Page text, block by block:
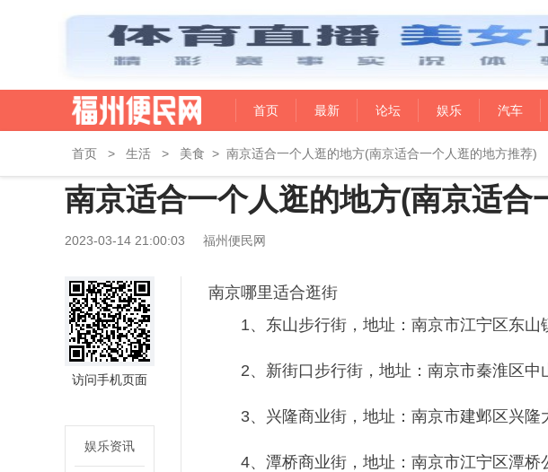
首页 最新 论坛 娱乐 汽车
首页 > 生活 > 美食 > 南京适合一个人逛的地方(南京适合一个人逛的地方推荐)
南京适合一个人逛的地方(南京适合
2023-03-14 21:00:03 福州便民网
访问手机页面
娱乐资讯
南京哪里适合逛街
1、东山步行街，地址：南京市江宁区东山
2、新街口步行街，地址：南京市秦淮区中
3、兴隆商业街，地址：南京市建邺区兴隆
4、潭桥商业街，地址：南京市江宁区潭桥